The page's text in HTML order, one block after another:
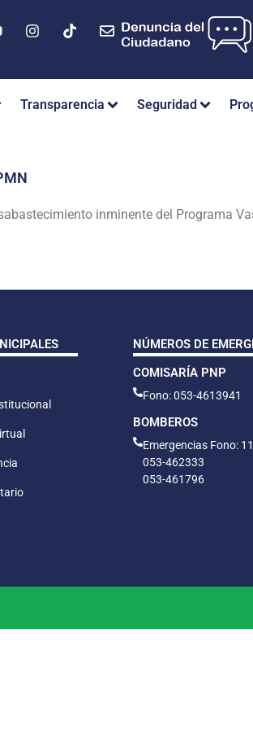
Transparencia Seguridad
inminente del Programa
NÚMEROS DE
COMISARÍA PNP
Fono: 053-4613941
BOMBEROS
Emergencias Fono:
053-462333
053-461796